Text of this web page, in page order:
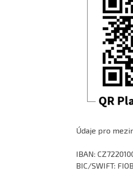
Údaje pro
IBAN:
BIC/SWIFT: